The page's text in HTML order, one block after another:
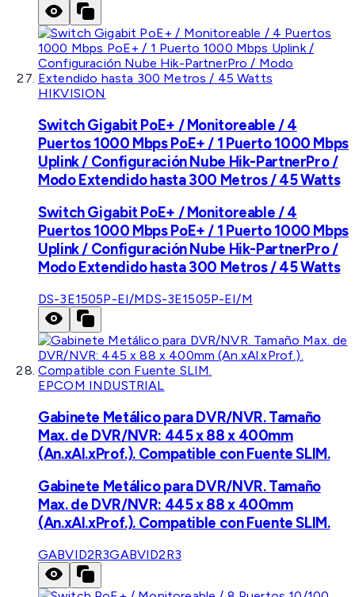
HIKVISION
Switch Gigabit PoE+ / Monitoreable / 4
Puertos 1000 Mbps PoE+ / 1 Puerto 1000 Mbps
Uplink / Configuración Nube Hik-PartnerPro /
Modo Extendido hasta 300 Metros / 45 Watts
Switch Gigabit PoE+ / Monitoreable / 4
Puertos 1000 Mbps PoE+ / 1 Puerto 1000 Mbps
Uplink / Configuración Nube Hik-PartnerPro /
Modo Extendido hasta 300 Metros / 45 Watts
DS-3E1505P-EI/MDS-3E1505P-EI/M
EPCOM INDUSTRIAL
Gabinete Metálico para DVR/NVR. Tamaño
Max. de DVR/NVR: 445 x 88 x 400mm
(An.xAl.xProf.). Compatible con Fuente SLIM.
Gabinete Metálico para DVR/NVR. Tamaño
Max. de DVR/NVR: 445 x 88 x 400mm
(An.xAl.xProf.). Compatible con Fuente SLIM.
GABVID2R3GABVID2R3